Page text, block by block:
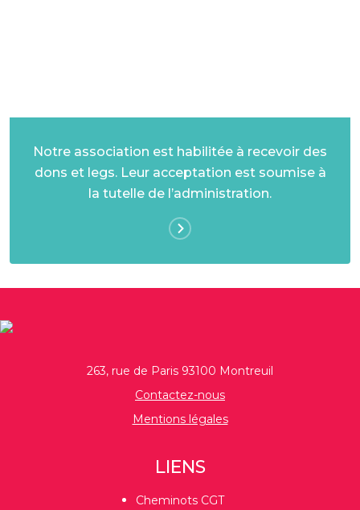
Notre association est habilitée à recevoir des
dons et legs. Leur acceptation est soumise à
la tutelle de l’administration.
263, rue de Paris 93100 Montreuil
Contactez-nous
Mentions légales
LIENS
Cheminots CGT